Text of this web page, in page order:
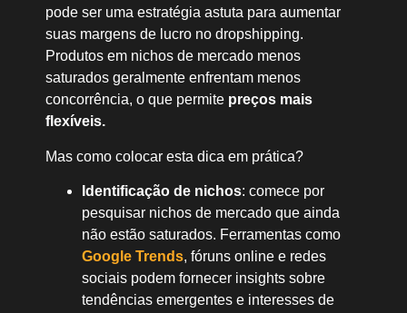
pode ser uma estratégia astuta para aumentar
suas margens de lucro no dropshipping.
Produtos em nichos de mercado menos
saturados geralmente enfrentam menos
concorrência, o que permite preços mais
flexíveis.
Mas como colocar esta dica em prática?
Identificação de nichos: comece por
pesquisar nichos de mercado que ainda
não estão saturados. Ferramentas como
Google Trends, fóruns online e redes
sociais podem fornecer insights sobre
tendências emergentes e interesses de